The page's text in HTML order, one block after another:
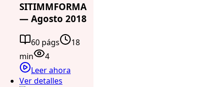
SITIMMFORMA
— Agosto 2018
60 págs
18
min
4
Leer ahora
Ver detalles